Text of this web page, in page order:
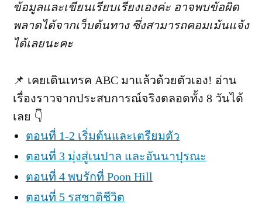
ข้อมูลและเขียนเรียบเรียงเองค่ะ อาจพบข้อผิด
พลาดได้จากเว็บต้นทาง ซึ่งสามารถคอมเม้นแจ้ง
ได้เลยนะคะ
📌 เคยเดินเทรค ABC มาแล้วด้วยตัวเอง! อ่าน
เรื่องราวจากประสบการณ์จริงตลอดทั้ง 8 วันได้
เลย 👇
ตอนที่ 1-2 เริ่มต้นและเตรียมตัว
ตอนที่ 3 มุ่งสู่เนปาล และอันนาปุรณะ
ตอนที่ 4 พบรักที่ Poon Hill
ตอนที่ 5 รสชาติชีวิต